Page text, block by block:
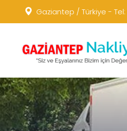
Gaziantep / Türkiye - Tel: